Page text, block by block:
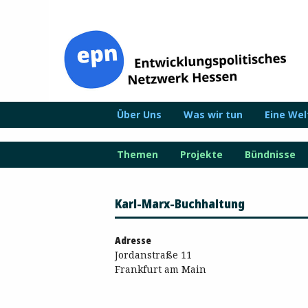
Über Uns Was wir tun Eine
Themen Projekte Bündnisse
Karl-Marx-Buchhaltung
Adresse
Jordanstraße 11
Frankfurt am Main